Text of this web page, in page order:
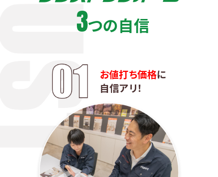
3つの自信
お値打ち価格に
自信アリ！